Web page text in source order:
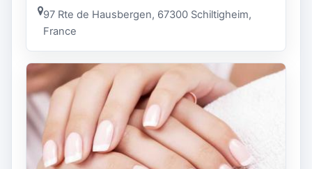
97 Rte de Hausbergen, 67300 Schiltigheim,
France